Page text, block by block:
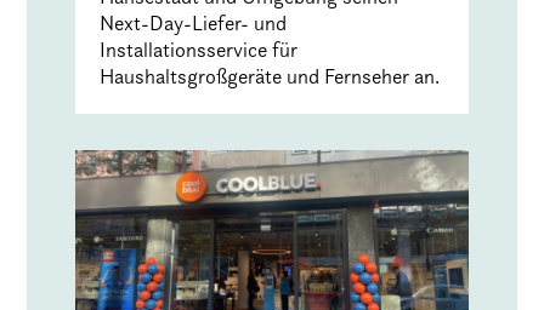
Next-Day-Liefer- und
Installationsservice für
Haushaltsgroßgeräte und Fernseher an.